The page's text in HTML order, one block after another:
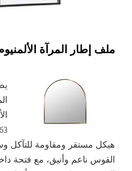
ملف إطار المرآة
هيكل مستقر ومقاومة للتآكل
القوس ناعم وأنيق، مع فتحة